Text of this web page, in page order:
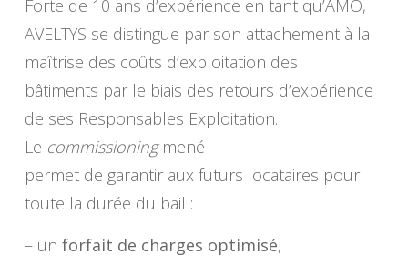
Forte de 10 ans d’expérience en tant qu’AMO,
AVELTYS se distingue par son attachement à la
maîtrise des coûts d’exploitation des
bâtiments par le biais des retours d’expérience
de ses Responsables Exploitation.
Le commissioningmené
permet de garantir aux futurs locataires pour
toute la durée du bail :
– un forfait de charges optimisé,